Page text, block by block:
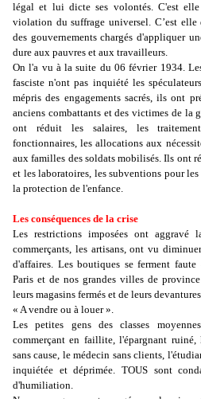
légal et lui dicte ses volontés. C'est
violation du suffrage universel. C’est
des gouvernements chargés d'appliquer
dure aux pauvres et aux travailleurs.
On l'a vu à la suite du 06 février 1934.
fasciste n'ont pas inquiété les
mépris des engagements sacrés, ils ont
anciens combattants et des victimes de la
ont réduit les salaires, les
fonctionnaires, les allocations aux
aux familles des soldats mobilisés. Ils ont
et les laboratoires, les subventions pour
la protection de l'enfance.
Les conséquences de la crise
Les restrictions imposées ont aggravé
commerçants, les artisans, ont vu
d'affaires. Les boutiques se ferment
Paris et de nos grandes villes de
leurs magasins fermés et de leurs
« A vendre ou à louer ».
Les petites gens des classes
commerçant en faillite, l'épargnant
sans cause, le médecin sans clients,
inquiétée et déprimée. TOUS sont
d'humiliation.